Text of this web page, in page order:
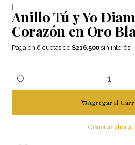
|
Anillo Tú y Yo
Corazón en Oro
Paga en 6 cuotas de $216.500 sin interés.
Cantidad
Agregar al
Comprar ahora